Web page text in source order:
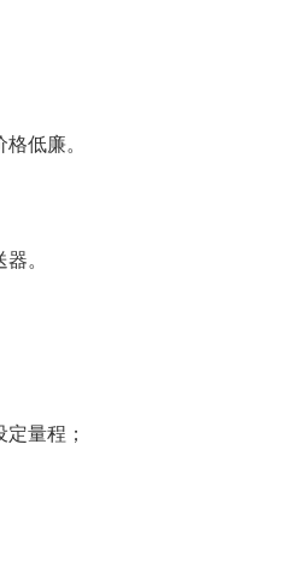
低廉。
。
量程；